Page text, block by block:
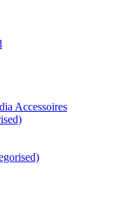
Accessoires